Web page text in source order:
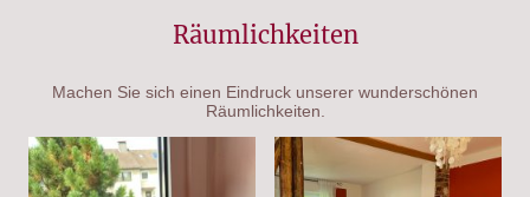
Räumlichkeiten
Machen Sie sich einen Eindruck unserer wunderschönen
Räumlichkeiten.